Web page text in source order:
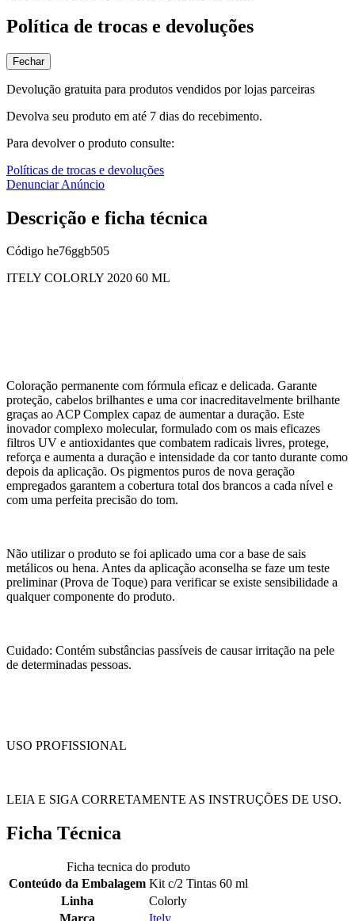
Política de trocas e devoluções
Fechar
Devolução gratuita para produtos vendidos por lojas parceiras
Devolva seu produto em até 7 dias do recebimento.
Para devolver o produto consulte:
Políticas de trocas e devoluções
Denunciar Anúncio
Descrição e ficha técnica
Código he76ggb505
ITELY COLORLY 2020 60 ML
Coloração permanente com fórmula eficaz e delicada. Garante
proteção, cabelos brilhantes e uma cor inacreditavelmente brilhante
graças ao ACP Complex capaz de aumentar a duração. Este
inovador complexo molecular, formulado com os mais eficazes
filtros UV e antioxidantes que combatem radicais livres, protege,
reforça e aumenta a duração e intensidade da cor tanto durante como
depois da aplicação. Os pigmentos puros de nova geração
empregados garantem a cobertura total dos brancos a cada nível e
com uma perfeita precisão do tom.
Não utilizar o produto se foi aplicado uma cor a base de sais
metálicos ou hena. Antes da aplicação aconselha se faze um teste
preliminar (Prova de Toque) para verificar se existe sensibilidade a
qualquer componente do produto.
Cuidado: Contém substâncias passíveis de causar irritação na pele
de determinadas pessoas.
USO PROFISSIONAL
LEIA E SIGA CORRETAMENTE AS INSTRUÇÕES DE USO.
Ficha Técnica
Ficha tecnica do produto
Conteúdo da Embalagem Kit c/2 Tintas 60 ml
Linha
Colorly